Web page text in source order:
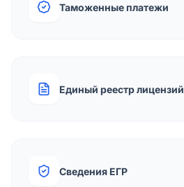
Таможенные платежи
Единый реестр лицензий
Сведения ЕГР